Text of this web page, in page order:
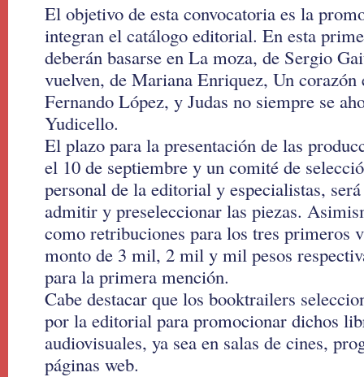
El objetivo de esta convocatoria es la
integran el catálogo editorial. En esta
deberán basarse en La moza, de Sergio
vuelven, de Mariana Enriquez, Un corazón
Fernando López, y Judas no siempre se
Yudicello.
El plazo para la presentación de las
el 10 de septiembre y un comité de
personal de la editorial y especialistas,
admitir y preseleccionar las piezas.
como retribuciones para los tres primeros
monto de 3 mil, 2 mil y mil pesos
para la primera mención.
Cabe destacar que los booktrailers
por la editorial para promocionar dichos
audiovisuales, ya sea en salas de cines,
páginas web.